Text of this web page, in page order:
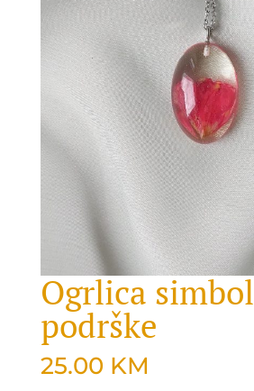
Ogrlica simbol
podrške
25.00 KM